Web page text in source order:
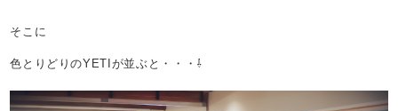
そこに
色とりどりのYETIが並ぶと・・・⇩